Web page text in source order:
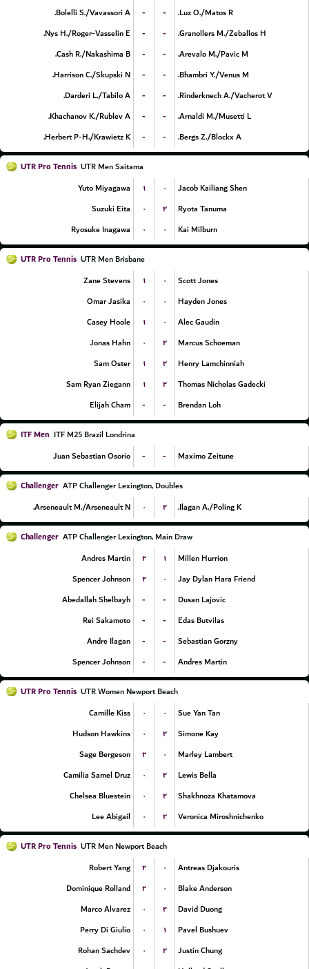
Bolelli S./Vavassori A.
- -
Luz O./Matos R.
Nys H./Roger-Vasselin E.
- -
Granollers M./Zeballos H.
Cash R./Nakashima B.
- -
Arevalo M./Pavic M.
Harrison C./Skupski N.
- -
Bhambri Y./Venus M.
Darderi L./Tabilo A.
- -
Rinderknech A./Vacherot V.
Khachanov K./Rublev A.
- -
Arnaldi M./Musetti L.
Herbert P-H./Krawietz K.
- - Bergs Z./Blockx A.
UTR Pro Tennis UTR Men Saitama
Yuto Miyagawa
۱ ۰
Jacob Kailiang Shen
Suzuki Eita
۰ ۲
Ryota Tanuma
Ryosuke Inagawa
۰ ۰ Kai Milburn
UTR Pro Tennis UTR Men Brisbane
Zane Stevens
۱ ۰
Scott Jones
Omar Jasika
۰ ۰
Hayden Jones
Casey Hoole
۱ ۰
Alec Gaudin
Jonas Hahn
۰ ۲
Marcus Schoeman
Sam Oster
۱ ۲
Henry Lamchinniah
Sam Ryan Ziegann
۱ ۲
Thomas Nicholas Gadecki
Elijah Cham
- - Brendan Loh
ITF Men ITF M25 Brazil Londrina
Juan Sebastian Osorio
- - Maximo Zeitune
Challenger ATP Challenger Lexington, Doubles
Arseneault M./Arseneault N.
۰ ۲ Ilagan A./Poling K.
Challenger ATP Challenger Lexington, Main Draw
Andres Martin
۲ ۱
Millen Hurrion
Spencer Johnson
۲ ۰
Jay Dylan Hara Friend
Abedallah Shelbayh
- -
Dusan Lajovic
Rei Sakamoto
- -
Edas Butvilas
Andre Ilagan
- -
Sebastian Gorzny
Spencer Johnson
- - Andres Martin
UTR Pro Tennis UTR Women Newport Beach
Camille Kiss
۰ ۰
Sue Yan Tan
Hudson Hawkins
۰ ۲
Simone Kay
Sage Bergeson
۲ ۰
Marley Lambert
Camilia Samel Druz
۰ ۲
Lewis Bella
Chelsea Bluestein
۰ ۲
Shakhnoza Khatamova
Lee Abigail
۰ ۲ Veronica Miroshnichenko
UTR Pro Tennis UTR Men Newport Beach
Robert Yang
۲ ۰
Antreas Djakouris
Dominique Rolland
۲ ۰
Blake Anderson
Marco Alvarez
۰ ۲
David Duong
Perry Di Giulio
۰ ۱
Pavel Bushuev
Rohan Sachdev
۰ ۲
Justin Chung